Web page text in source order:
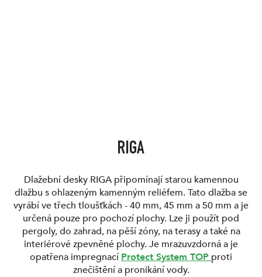
RIGA
Dlažební desky RIGA připomínají starou kamennou
dlažbu s ohlazeným kamenným reliéfem. Tato dlažba se
vyrábí ve třech tloušťkách - 40 mm, 45 mm a 50 mm a je
určená pouze pro pochozí plochy. Lze ji použít pod
pergoly, do zahrad, na pěší zóny, na terasy a také na
interiérové zpevněné plochy. Je mrazuvzdorná a je
opatřena impregnacíProtect System TOP proti
znečištění a pronikání vody.